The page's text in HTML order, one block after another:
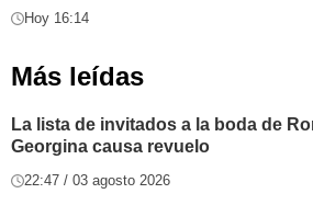
Hoy 16:14
Más leídas
La lista de invitados a la boda de
Georgina causa revuelo
22:47 / 03 agosto 2026